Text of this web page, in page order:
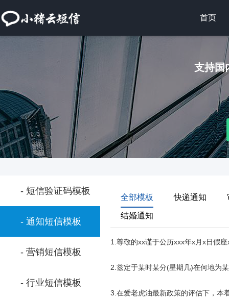
首页
支持国
- 短信验证码模板
- 通知短信模板
- 营销短信模板
- 行业短信模板
全部模板 快递通知
结婚通知
1.尊敬的xx谨于公历xxx年x月x日假
2.兹定于某时某分(星期几)在何地为
3.在爱老虎油最新政策的评估下，本